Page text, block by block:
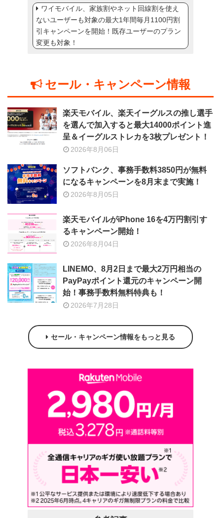
ワイモバイル、家族割やネット回線割を使え
ないユーザーも対象の最大1年間毎月1100円割
引キャンペーンを開始！既存ユーザーのプラン
変更も対象！
セール・キャンペーン情報
楽天モバイル、楽天イーグルスの推し選手
を選んで加入すると最大14000ポイント進
呈＆イーグルストレカを3枚プレゼント！
2026年8月06日
ソフトバンク、事務手数料3850円が無料
になるキャンペーンを8月末まで実施！
2026年8月05日
楽天モバイルがiPhone 16を4万円割引す
るキャンペーン開始！
2026年8月04日
LINEMO、8月2日まで最大2万円相当の
PayPayポイント還元のキャンペーン開
始！事務手数料無料特典も！
2026年7月28日
セール・キャンペーン情報をもっと見る